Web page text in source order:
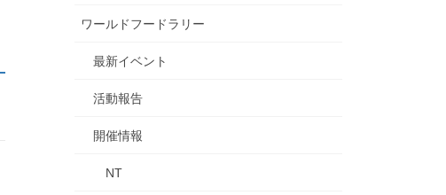
ワールドフードラリー
最新イベント
活動報告
開催情報
NT